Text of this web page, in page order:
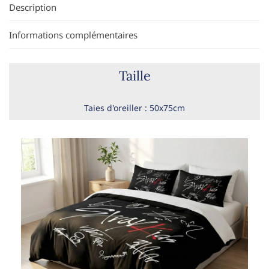
Description
Informations complémentaires
Taille
Taies d'oreiller : 50x75cm